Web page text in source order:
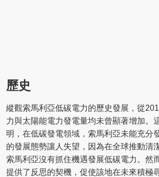
歷史
縱觀索馬利亞低碳電力的歷史發展，從
力與太陽能電力發電量均未曾顯著增加。
明，在低碳發電領域，索馬利亞未能充分
的發展態勢讓人失望，因為在全球推動清
索馬利亞沒有抓住機遇發展低碳電力。然
提供了反思的契機，促使該地在未來積極